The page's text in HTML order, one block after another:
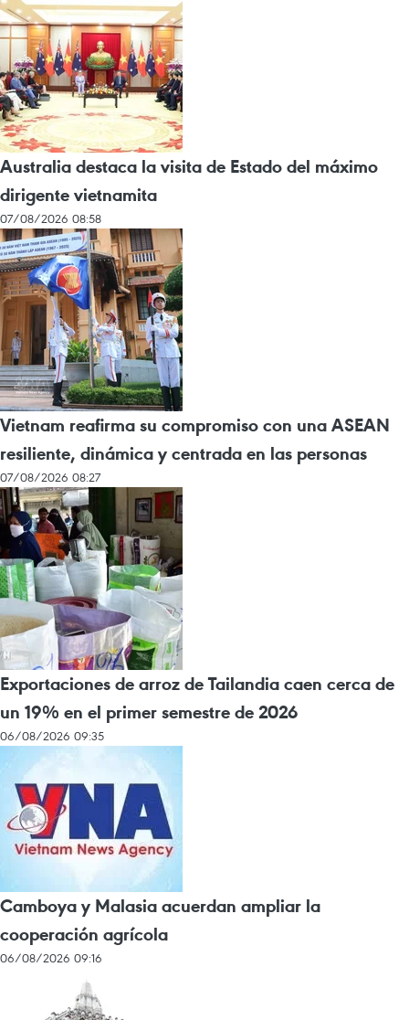
Australia destaca la visita de Estado del máximo
dirigente vietnamita
07/08/2026 08:58
Vietnam reafirma su compromiso con una ASEAN
resiliente, dinámica y centrada en las personas
07/08/2026 08:27
Exportaciones de arroz de Tailandia caen cerca de
un 19% en el primer semestre de 2026
06/08/2026 09:35
Camboya y Malasia acuerdan ampliar la
cooperación agrícola
06/08/2026 09:16